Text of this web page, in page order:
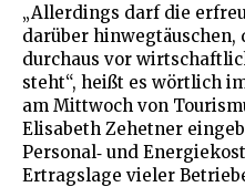
„Allerdings darf die
darüber hinwegtäuschen,
durchaus vor
steht“, heißt es wörtlich
am Mittwoch von
Elisabeth Zehetner
Personal‑ und
Ertragslage vieler